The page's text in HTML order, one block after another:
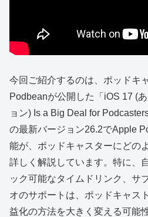
今回ご紹介するのは、ポッドキ
Podbeanが公開した「iOS 17 (
ョン) Is a Big Deal for
の最新バージョン26.2でApple
能が、ポッドキャスターにどの
詳しく解説しています。特に、
ック可能なタイムドリンク、サ
オのサポートは、ポッドキャス
益化の方法を大きく変える可能